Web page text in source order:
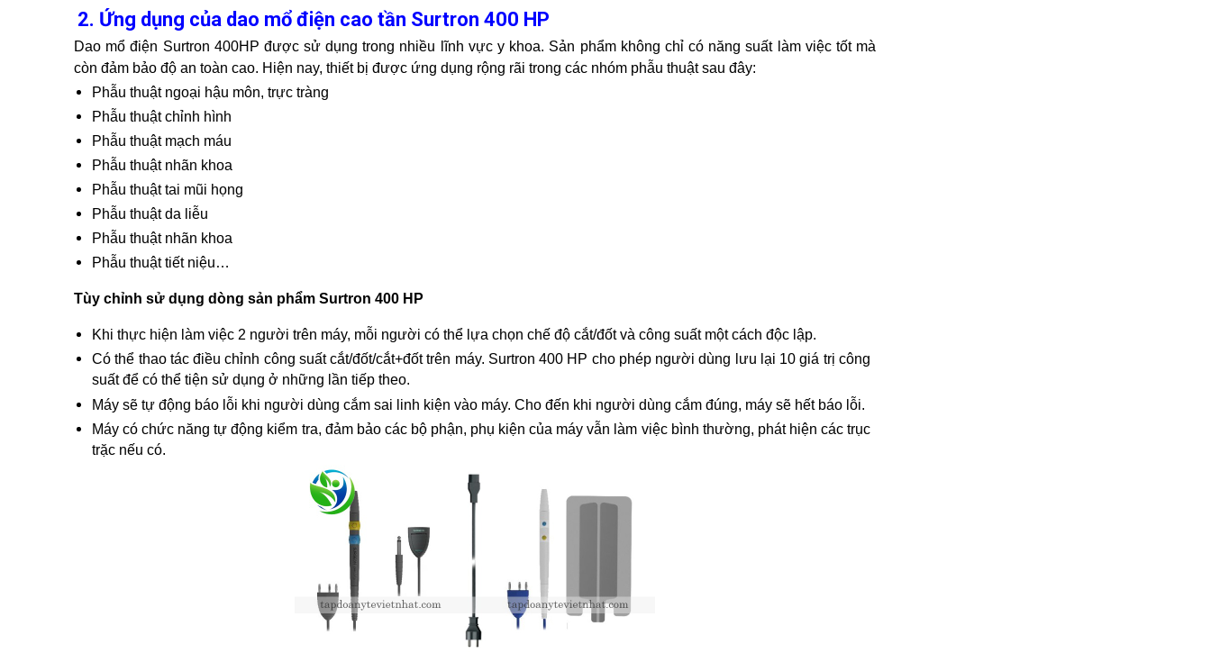
2. Ứng dụng của dao mổ điện cao tần Surtron 400 HP
Dao mổ điện Surtron 400HP được sử dụng trong nhiều lĩnh vực y khoa. Sản phẩm không chỉ có năng suất làm việc tốt mà
còn đảm bảo độ an toàn cao. Hiện nay, thiết bị được ứng dụng rộng rãi trong các nhóm phẫu thuật sau đây:
Phẫu thuật ngoại hậu môn, trực tràng
Phẫu thuật chỉnh hình
Phẫu thuật mạch máu
Phẫu thuật nhãn khoa
Phẫu thuật tai mũi họng
Phẫu thuật da liễu
Phẫu thuật nhãn khoa
Phẫu thuật tiết niệu…
Tùy chỉnh sử dụng dòng sản phẩm Surtron 400 HP
Khi thực hiện làm việc 2 người trên máy, mỗi người có thể lựa chọn chế độ cắt/đốt và công suất một cách độc lập.
Có thể thao tác điều chỉnh công suất cắt/đốt/cắt+đốt trên máy. Surtron 400 HP cho phép người dùng lưu lại 10 giá trị công
suất để có thể tiện sử dụng ở những lần tiếp theo.
Máy sẽ tự động báo lỗi khi người dùng cắm sai linh kiện vào máy. Cho đến khi người dùng cắm đúng, máy sẽ hết báo lỗi.
Máy có chức năng tự động kiểm tra, đảm bảo các bộ phận, phụ kiện của máy vẫn làm việc bình thường, phát hiện các trục
trặc nếu có.